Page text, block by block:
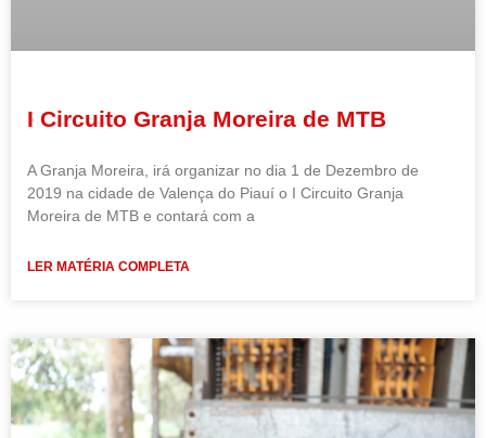
I Circuito Granja Moreira de MTB
A Granja Moreira, irá organizar no dia 1 de Dezembro de
2019 na cidade de Valença do Piauí o I Circuito Granja
Moreira de MTB e contará com a
LER MATÉRIA COMPLETA